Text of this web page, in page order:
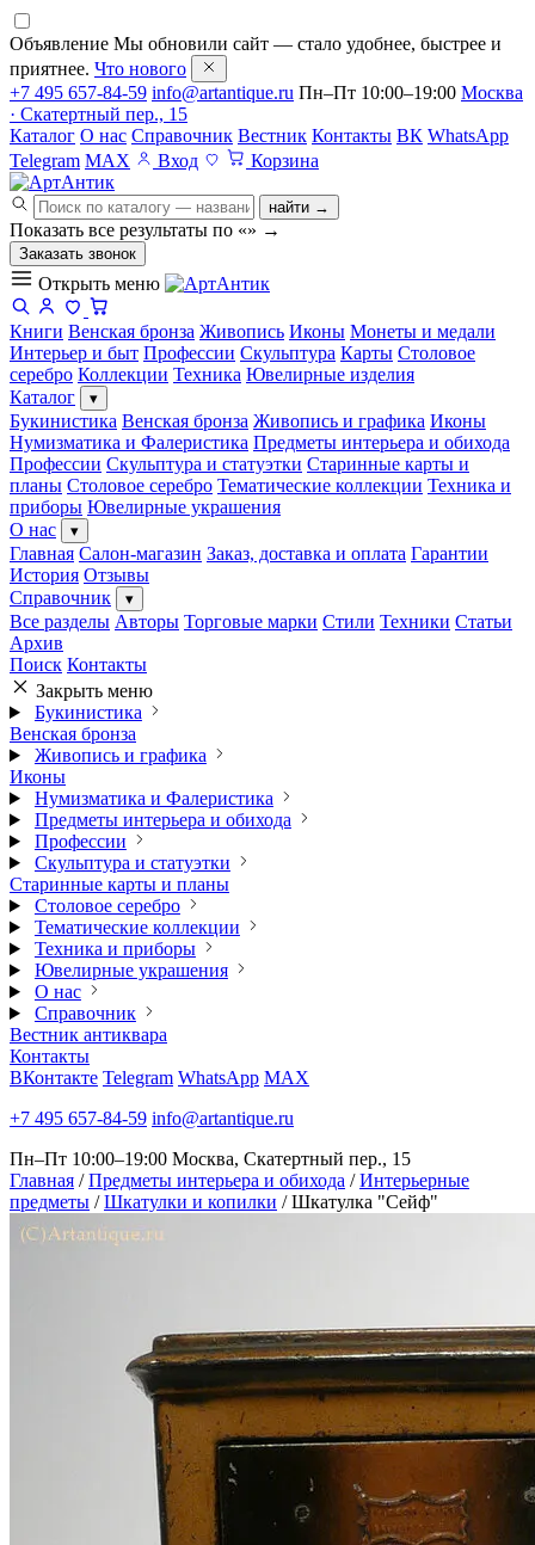
Объявление Мы обновили сайт — стало удобнее, быстрее и
приятнее. Что нового
+7 495 657-84-59 info@artantique.ru Пн–Пт 10:00–19:00 Москва
· Скатертный пер., 15
Каталог О нас Справочник Вестник Контакты ВК WhatsApp
Telegram MAX Вход Корзина
найти →
Показать все результаты по «» →
Заказать звонок
Открыть меню
Книги Венская бронза Живопись Иконы Монеты и медали
Интерьер и быт Профессии Скульптура Карты Столовое
серебро Коллекции Техника Ювелирные изделия
Каталог
▾
Букинистика Венская бронза Живопись и графика Иконы
Нумизматика и Фалеристика Предметы интерьера и обихода
Профессии Скульптура и статуэтки Старинные карты и
планы Столовое серебро Тематические коллекции Техника и
приборы Ювелирные украшения
О нас
▾
Главная Салон-магазин Заказ, доставка и оплата Гарантии
История Отзывы
Справочник
▾
Все разделы Авторы Торговые марки Стили Техники Статьи
Архив
Поиск Контакты
Закрыть меню
Букинистика
Венская бронза
Живопись и графика
Иконы
Нумизматика и Фалеристика
Предметы интерьера и обихода
Профессии
Скульптура и статуэтки
Старинные карты и планы
Столовое серебро
Тематические коллекции
Техника и приборы
Ювелирные украшения
О нас
Справочник
Вестник антиквара
Контакты
ВКонтакте Telegram WhatsApp MAX
+7 495 657-84-59 info@artantique.ru
Пн–Пт 10:00–19:00 Москва, Скатертный пер., 15
Главная / Предметы интерьера и обихода / Интерьерные
предметы / Шкатулки и копилки / Шкатулка "Сейф"